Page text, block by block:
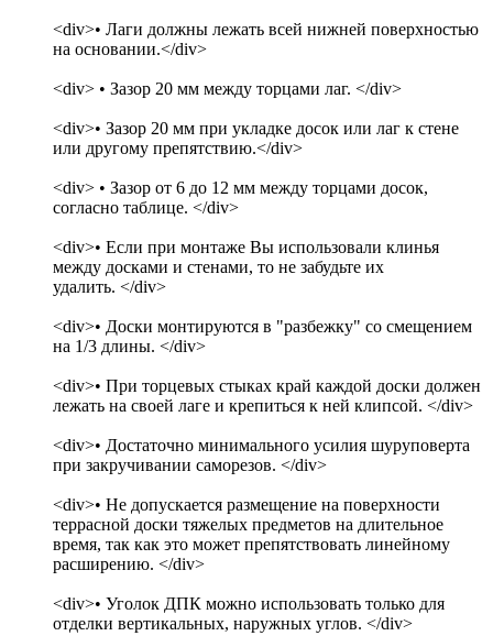
<div>• Лаги должны лежать всей нижней поверхностью
на основании.</div>
<div> • Зазор 20 мм между торцами лаг. </div>
<div>• Зазор 20 мм при укладке досок или лаг к стене
или другому препятствию.</div>
<div> • Зазор от 6 до 12 мм между торцами досок,
согласно таблице. </div>
<div>• Если при монтаже Вы использовали клинья
между досками и стенами, то не забудьте их
удалить. </div>
<div>• Доски монтируются в "разбежку" со смещением
на 1/3 длины. </div>
<div>• При торцевых стыках край каждой доски должен
лежать на своей лаге и крепиться к ней клипсой. </div>
<div>• Достаточно минимального усилия шуруповерта
при закручивании саморезов. </div>
<div>• Не допускается размещение на поверхности
террасной доски тяжелых предметов на длительное
время, так как это может препятствовать линейному
расширению. </div>
<div>• Уголок ДПК можно использовать только для
отделки вертикальных, наружных углов. </div>